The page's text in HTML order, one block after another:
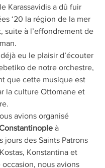
Karassavidis a dû fuir
‘20 la région de la mer
suite à l’effondrement de
eu le plaisir d’écouter
de notre orchestre,
que cette musique est
la culture Ottomane et
avions organisé
à
jours des Saints Patrons
Konstantina et
nous avions